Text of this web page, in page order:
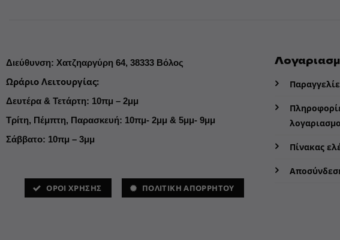
Διεύθυνση: Χατζηαργύρη 64, 38333 Βόλος
Ωράριο Λειτουργίας:
Δευτέρα & Τετάρτη: 10πμ – 2μμ
Τρίτη, Πέμπτη, Παρασκευή: 10πμ- 2μμ & 5μμ- 9μμ
Σάββατο: 10πμ – 3μμ
ΌΡΟΙ ΧΡΗΣΗΣ ΠΟΛΙΤΙΚΗ ΑΠΟΡΡΗΤΟΥ
Πίνακας